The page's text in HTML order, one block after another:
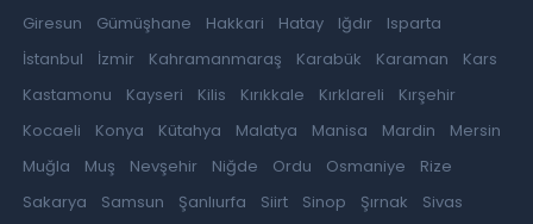
Giresun
Gümüşhane Hakkari Hatay Iğdır
Isparta
İstanbul
İzmir Kahramanmaraş Karabük Karaman
Kars
Kastamonu
Kayseri Kilis Kırıkkale Kırklareli
Kırşehir
Kocaeli
Konya Kütahya Malatya Manisa Mardin
Mersin
Muğla
Muş Nevşehir Niğde Ordu Osmaniye
Rize
Sakarya
Samsun Şanlıurfa Siirt Sinop Şırnak
Sivas